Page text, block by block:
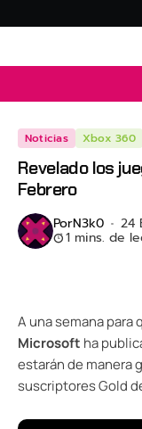
Noticias Xbox 360
Revelado los
Febrero
PorN3k0 24
1 mins. de
A una semana para
Microsoft ha
estarán de manera
suscriptores Gold